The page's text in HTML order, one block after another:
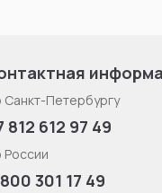
Санкт-Петербургу
812 612 97 49
России
301 17 49